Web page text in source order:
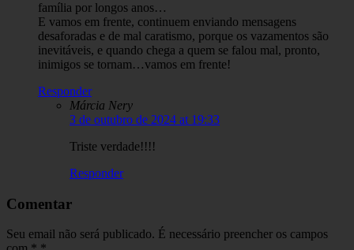
família por longos anos…
E vamos em frente, continuem enviando mensagens
desaforadas e de mal caratismo, porque os vazamentos são
inevitáveis, e quando chega a quem se falou mal, pronto,
inimigos se tornam…vamos em frente!
Responder
Márcia Nery
3 de outubro de 2024 at 19:33
Triste verdade!!!!
Responder
Comentar
Seu email não será publicado. É necessário preencher os campos